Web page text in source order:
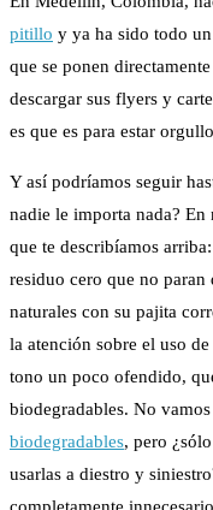
pitillo y ya ha sido todo
que se ponen
descargar sus flyers y
es que es para estar
Y así podríamos seguir
nadie le importa nada?
que te describíamos
residuo cero que no paran
naturales con su pajita
la atención sobre el uso
tono un poco ofendido,
biodegradables. No
biodegradables, pero
usarlas a diestro y